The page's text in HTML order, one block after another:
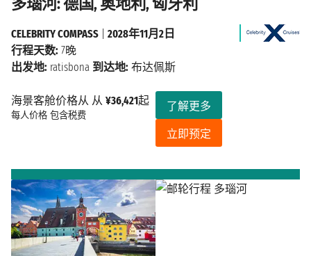
海景客舱价格从 从 ¥36,421起
每人价格 包含税费
了解更多
立即预定
CELEBRITY COMPASS
2028年11月2日
行程天数: 7晚
出发地: ratisbona 到达地: 布达佩斯